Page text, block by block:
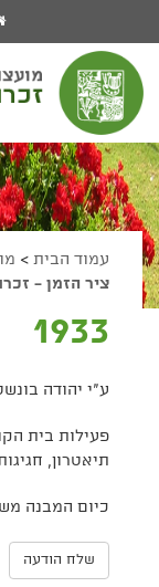
מעבר לתפריט ראשי
הגדל גודל פונט
הקטן גודל פונט
מצב ניגודיות גבוהה
מצב ניגודיות נמוכה
הצג קישורים
הצהרת נגישות
עמוד הבית >
ציר הזמן -
1933
ע"י יהודה
פעילות בית
תיאטרון,
כיום המבנה
שלח הודעה